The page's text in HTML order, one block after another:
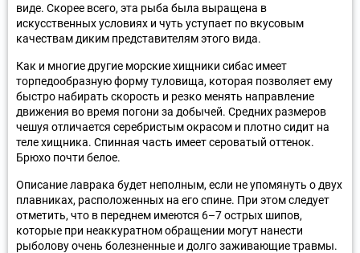
виде. Скорее всего, эта рыба была выращена в
искусственных условиях и чуть уступает по вкусовым
качествам диким представителям этого вида.
Как и многие другие морские хищники сибас имеет
торпедообразную форму туловища, которая позволяет ему
быстро набирать скорость и резко менять направление
движения во время погони за добычей. Средних размеров
чешуя отличается серебристым окрасом и плотно сидит на
теле хищника. Спинная часть имеет сероватый оттенок.
Брюхо почти белое.
Описание лаврака будет неполным, если не упомянуть о двух
плавниках, расположенных на его спине. При этом следует
отметить, что в переднем имеются 6–7 острых шипов,
которые при неаккуратном обращении могут нанести
рыболову очень болезненные и долго заживающие травмы.